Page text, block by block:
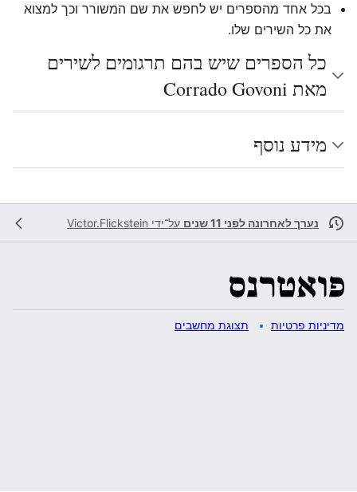
בכל אחד מהספרים יש לחפש את שם המשורר וכך למצוא
את כל השירים שלו.
כל הספרים שיש בהם תרגומים לשירים
מאת Corrado Govoni
מידע נוסף
נערך לאחרונה לפני 11 שנים על־ידי Victor.Flickstein
מדיניות פרטיות תצוגת מחשבים